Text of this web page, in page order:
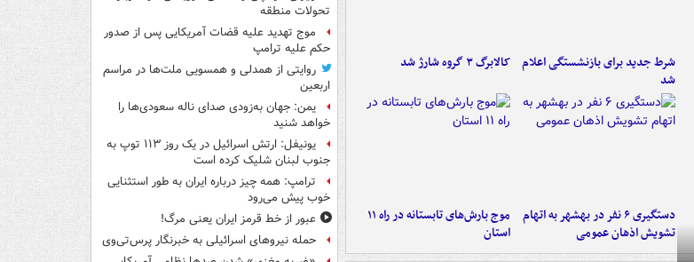
شرط جدید برای بازنشستگی اعلام
شد
کالابرگ ۳ گروه شارژ شد
دستگیری ۶ نفر در بهشهر به اتهام
تشویش اذهان عمومی
موج بارش‌های تابستانه در راه ۱۱
استان
تحولات منطقه
موج تهدید علیه قضات آمریکایی پس از صدور
حکم علیه ترامپ
روایتی از همدلی و همسویی ملت‌ها در مراسم
اربعین
یمن: جهان به‌زودی صدای ناله سعودی‌ها را
خواهد شنید
یونیفل: ارتش اسرائیل در یک روز ۱۱۳ توپ به
جنوب لبنان شلیک کرده است
ترامپ: همه چیز درباره ایران به طور استثنایی
خوب پیش می‌رود
عبور از خط قرمز ایران یعنی مرگ!
حمله نیروهای اسرائیلی به خبرنگار پرس‌تی‌وی